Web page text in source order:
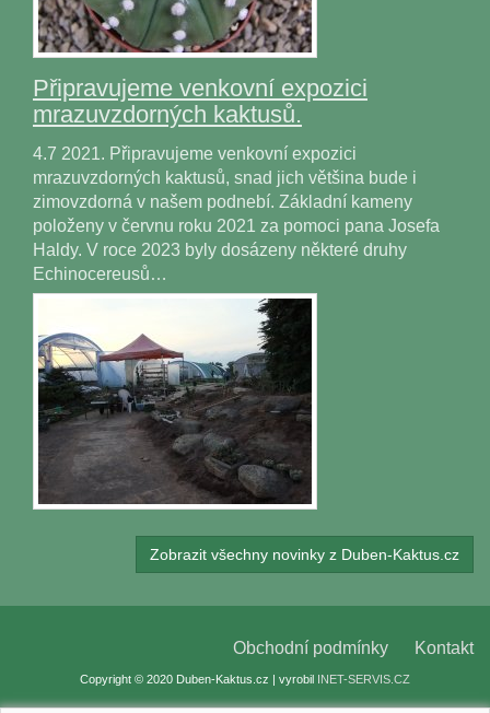
Připravujeme venkovní expozici
mrazuvzdorných kaktusů.
4.7 2021. Připravujeme venkovní expozici
mrazuvzdorných kaktusů, snad jich většina bude i
zimovzdorná v našem podnebí. Základní kameny
položeny v červnu roku 2021 za pomoci pana Josefa
Haldy. V roce 2023 byly dosázeny některé druhy
Echinocereusů…
Zobrazit všechny novinky z Duben-Kaktus.cz
Obchodní podmínky Kontakt
Copyright © 2020 Duben-Kaktus.cz | vyrobil INET-SERVIS.CZ